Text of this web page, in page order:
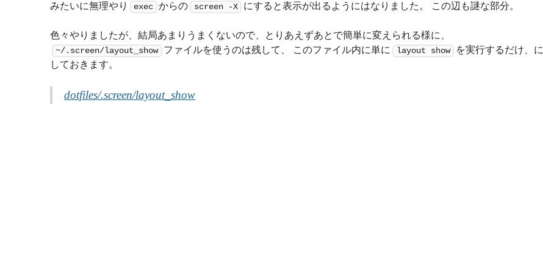
みたいに無理やり exec からの screen -X にすると表示が出るようにはなりました。 この辺も謎な部分。
色々やりましたが、結局あまりうまくないので、とりあえずあとで簡単に変えられる様に、
~/.screen/layout_show ファイルを使うのは残して、 このファイル内に単に layout show
を実行するだけ、に
しておきます。
dotfiles/.screen/layout_show